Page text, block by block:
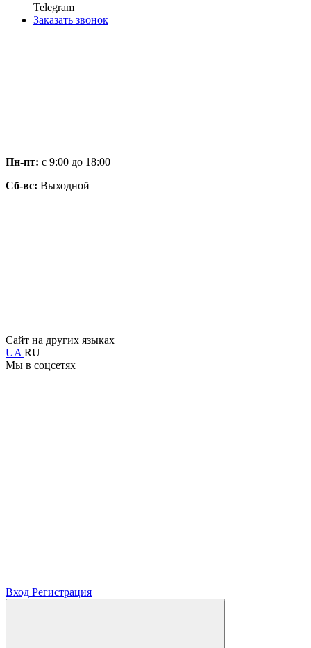
Telegram
Заказать звонок
Пн-пт: с 9:00 до 18:00
Сб-вс: Выходной
Сайт на других языках
UA RU
Мы в соцсетях
Вход Регистрация